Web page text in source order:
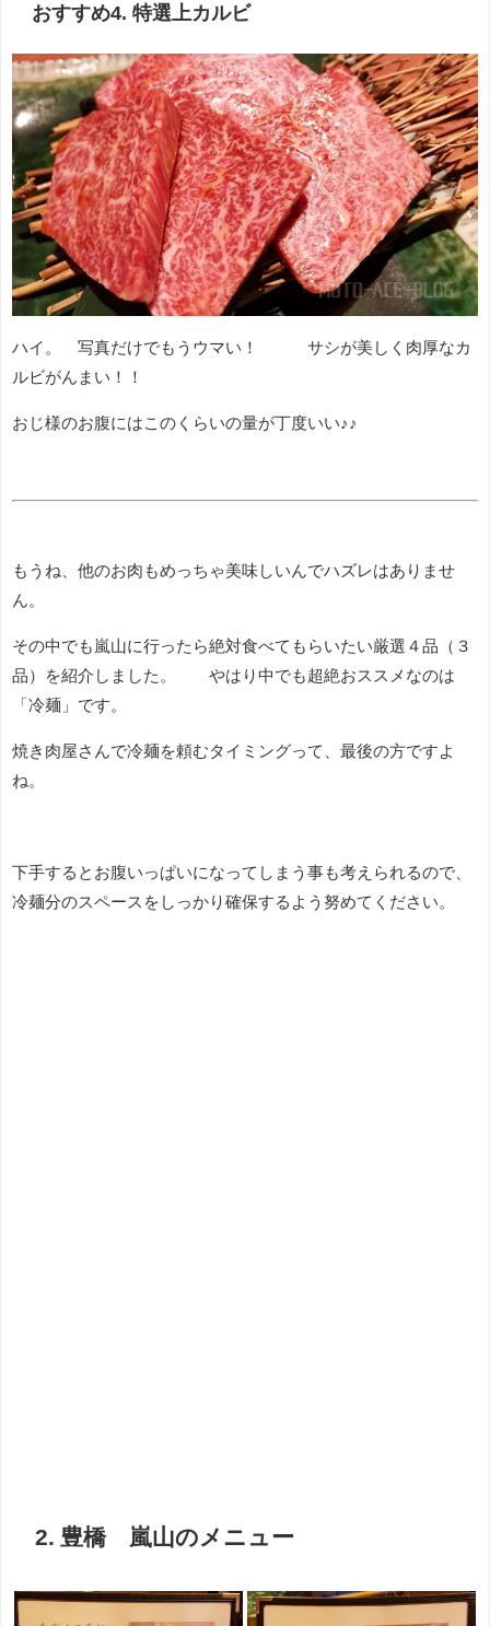
おすすめ4. 特選上カルビ
ハイ。 写真だけでもうウマい！ サシが美しく肉厚なカ
ルビがんまい！！
おじ様のお腹にはこのくらいの量が丁度いい♪♪
もうね、他のお肉もめっちゃ美味しいんでハズレはありませ
ん。
その中でも嵐山に行ったら絶対食べてもらいたい厳選４品（３
品）を紹介しました。 やはり中でも超絶おススメなのは
「冷麺」です。
焼き肉屋さんで冷麺を頼むタイミングって、最後の方ですよ
ね。
下手するとお腹いっぱいになってしまう事も考えられるので、
冷麺分のスペースをしっかり確保するよう努めてください。
2. 豊橋 嵐山のメニュー